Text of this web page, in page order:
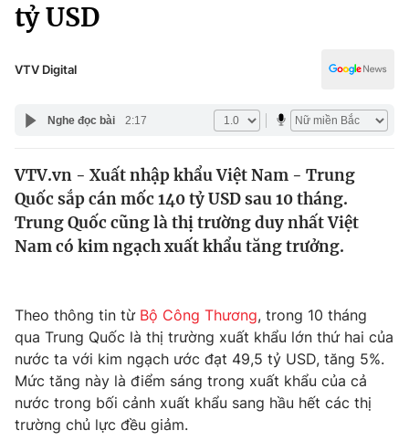
Xã hội
Pháp luật
Y tế
Thế giới
Tin tức
Thế giới đó đây
Kinh tế
Thị trường
Góc doanh nghiệp
Truyền hình
Phim VTV
Hậu trường
Giải trí
Điện ảnh
Văn hóa - Giải trí
tỷ USD
VTV Digital
Nghe đọc bài 2:17
VTV.vn - Xuất nhập khẩu Việt Nam - Trung
Quốc sắp cán mốc 140 tỷ USD sau 10 tháng.
Trung Quốc cũng là thị trường duy nhất Việt
Nam có kim ngạch xuất khẩu tăng trưởng.
Theo thông tin từ Bộ Công Thương, trong 10 tháng
qua Trung Quốc là thị trường xuất khẩu lớn thứ hai của
nước ta với kim ngạch ước đạt 49,5 tỷ USD, tăng 5%.
Mức tăng này là điểm sáng trong xuất khẩu của cả
nước trong bối cảnh xuất khẩu sang hầu hết các thị
trường chủ lực đều giảm.